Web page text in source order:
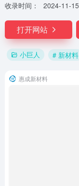
收录时间： 2024-11-15
打开网站
小巨人 # 新材料
惠成新材料